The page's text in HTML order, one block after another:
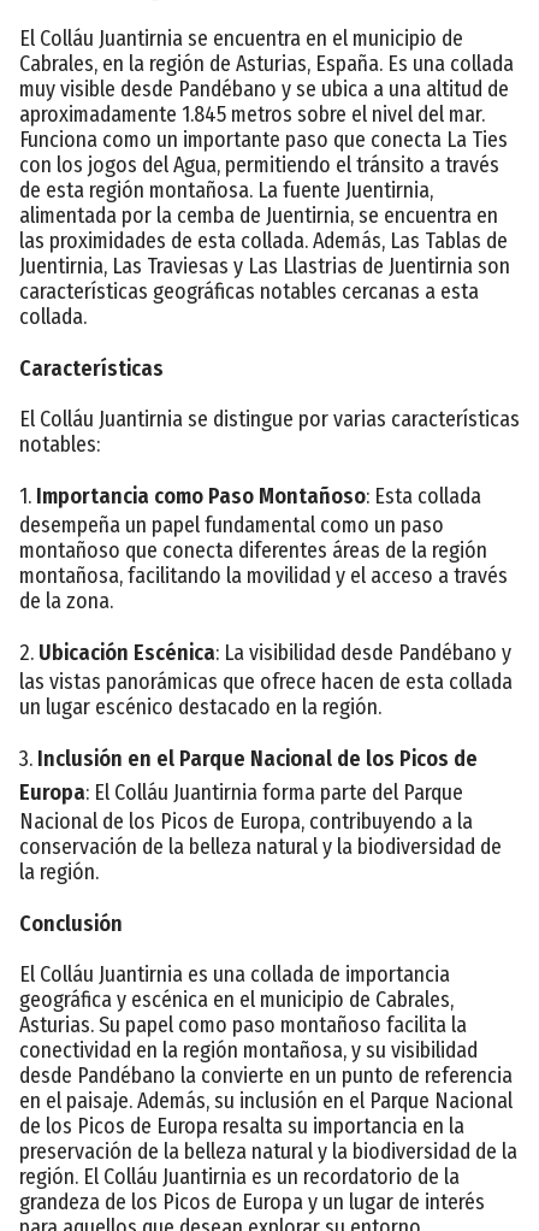
El Colláu Juantirnia se encuentra en el municipio de
Cabrales, en la región de Asturias, España. Es una collada
muy visible desde Pandébano y se ubica a una altitud de
aproximadamente 1.845 metros sobre el nivel del mar.
Funciona como un importante paso que conecta La Ties
con los jogos del Agua, permitiendo el tránsito a través
de esta región montañosa. La fuente Juentirnia,
alimentada por la cemba de Juentirnia, se encuentra en
las proximidades de esta collada. Además, Las Tablas de
Juentirnia, Las Traviesas y Las Llastrias de Juentirnia son
características geográficas notables cercanas a esta
collada.
Características
El Colláu Juantirnia se distingue por varias características
notables:
1. Importancia como Paso Montañoso: Esta collada
desempeña un papel fundamental como un paso
montañoso que conecta diferentes áreas de la región
montañosa, facilitando la movilidad y el acceso a través
de la zona.
2. Ubicación Escénica: La visibilidad desde Pandébano y
las vistas panorámicas que ofrece hacen de esta collada
un lugar escénico destacado en la región.
3. Inclusión en el Parque Nacional de los Picos de
Europa: El Colláu Juantirnia forma parte del Parque
Nacional de los Picos de Europa, contribuyendo a la
conservación de la belleza natural y la biodiversidad de
la región.
Conclusión
El Colláu Juantirnia es una collada de importancia
geográfica y escénica en el municipio de Cabrales,
Asturias. Su papel como paso montañoso facilita la
conectividad en la región montañosa, y su visibilidad
desde Pandébano la convierte en un punto de referencia
en el paisaje. Además, su inclusión en el Parque Nacional
de los Picos de Europa resalta su importancia en la
preservación de la belleza natural y la biodiversidad de la
región. El Colláu Juantirnia es un recordatorio de la
grandeza de los Picos de Europa y un lugar de interés